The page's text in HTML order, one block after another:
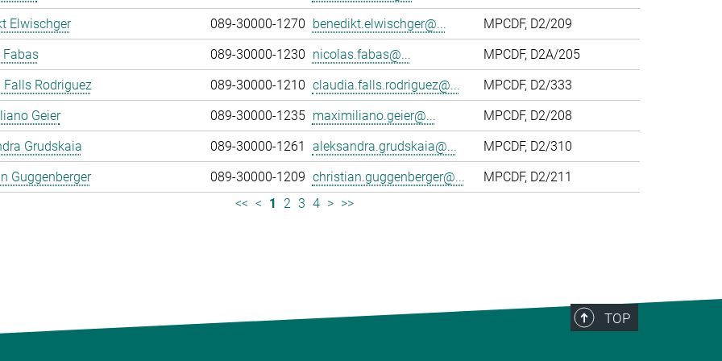
Elwischger
089-30000-1270 benedikt.elwischger@...
MPCDF, D2/209
089-30000-1230 nicolas.fabas@...
MPCDF, D2A/205
Rodriguez
089-30000-1210 claudia.falls.rodriguez@...
MPCDF, D2/333
Geier
089-30000-1235 maximiliano.geier@...
MPCDF, D2/208
Grudskaia
089-30000-1261 aleksandra.grudskaia@...
MPCDF, D2/310
Guggenberger
089-30000-1209 christian.guggenberger@...
MPCDF, D2/211
<< < 1 2 3 4 > >>
TOP